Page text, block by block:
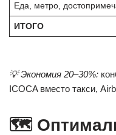
Еда, метро,
ИТОГО
💡 Экономия 20–30%:
ICOCA вместо такси,
🗺️